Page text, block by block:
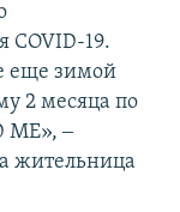
COVID-19.
еще зимой
2 месяца по
МЕ», ‒
жительница